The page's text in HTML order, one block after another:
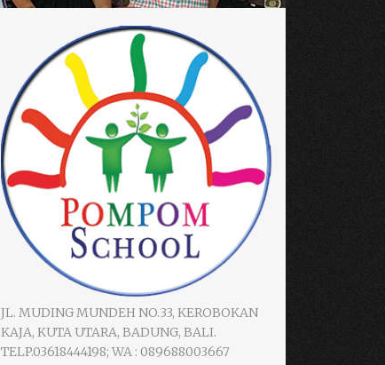
JL. MUDING MUNDEH NO.33, KEROBOKAN
KAJA, KUTA UTARA, BADUNG, BALI.
TELP.03618444198; WA : 089688003667